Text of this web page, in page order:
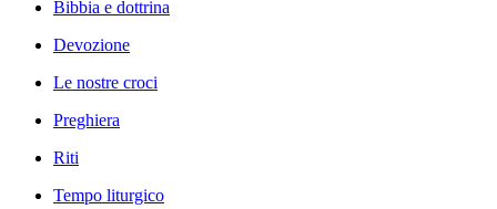
Bibbia e dottrina
Devozione
Le nostre croci
Preghiera
Riti
Tempo liturgico